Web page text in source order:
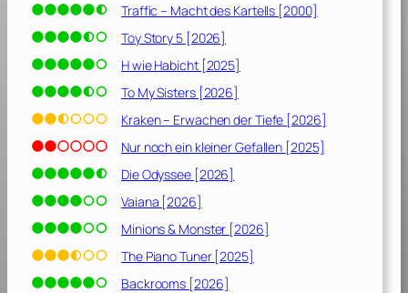
a
f
f
e
l
3
[
2
0
0
/
Traffic – Macht des Kartells [2000]
Toy Story 5 [2026]
H wie Habicht [2025]
To My Sisters [2026]
Kraken – Erwachen der Tiefe [2026]
Nur noch ein kleiner Gefallen [2025]
Die Odyssee [2026]
Vaiana [2026]
Minions & Monster [2026]
The Piano Tuner [2025]
Backrooms [2026]